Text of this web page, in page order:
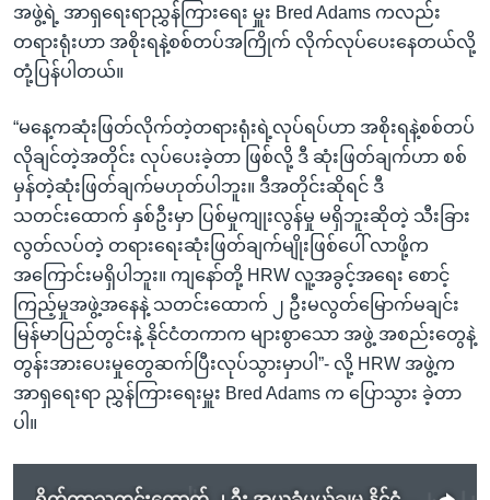
အဖွဲ့ရဲ့ အာရှရေးရာညွှန်ကြားရေး မှူး Bred Adams ကလည်း
တရားရုံးဟာ အစိုးရနဲ့စစ်တပ်အကြိုက် လိုက်လုပ်ပေးနေတယ်လို့
တုံ့ပြန်ပါတယ်။
“မနေ့ကဆုံးဖြတ်လိုက်တဲ့တရားရုံးရဲ့လုပ်ရပ်ဟာ အစိုးရနဲ့စစ်တပ်
လိုချင်တဲ့အတိုင်း လုပ်ပေးခဲ့တာ ဖြစ်လို့ ဒီ ဆုံးဖြတ်ချက်ဟာ စစ်
မှန်တဲ့ဆုံးဖြတ်ချက်မဟုတ်ပါဘူး။ ဒီအတိုင်းဆိုရင် ဒီ
သတင်းထောက် နှစ်ဦးမှာ ပြစ်မှုကျုးလွန်မှု မရှိဘူးဆိုတဲ့ သီးခြား
လွတ်လပ်တဲ့ တရားရေးဆုံးဖြတ်ချက်မျိုးဖြစ်ပေါ် လာဖို့က
အကြောင်းမရှိပါဘူး။ ကျနော်တို့ HRW လူ့အခွင့်အရေး စောင့်
ကြည့်မှုအဖွဲ့အနေနဲ့ သတင်းထောက် ၂ ဦးမလွတ်မြောက်မချင်း
မြန်မာပြည်တွင်းနဲ့ နိုင်ငံတကာက များစွာသော အဖွဲ့ အစည်းတွေနဲ့
တွန်းအားပေးမှုတွေဆက်ပြီးလုပ်သွားမှာပါ”- လို့ HRW အဖွဲ့က
အာရှရေးရာ ညွှန်ကြားရေးမှူး Bred Adams က ပြောသွား ခဲ့တာ
ပါ။